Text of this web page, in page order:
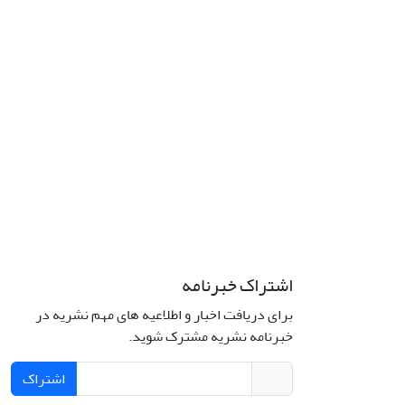
اشتراک خبرنامه
برای دریافت اخبار و اطلاعیه های مهم نشریه در
خبرنامه نشریه مشترک شوید.
اشتراک